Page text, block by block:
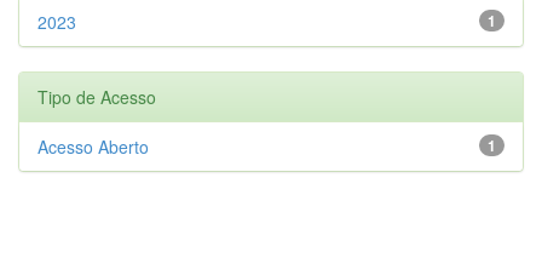
1
2023
Tipo de Acesso
1
Acesso Aberto